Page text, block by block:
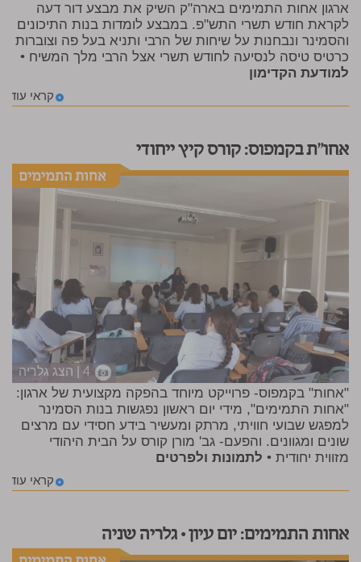
ארגון אחות התמימים בארה"ק השיק את מבצע דור דעה
לקראת חודש תשרי התש"פ. במבצע לומדות בנות התיכונים
והסמינר ונבחנות על שיחות של הרבי ותניא בעל פה וצוברות
כרטיס טיסה לנסיעה לחודש תשרי אצל הרבי מלך המשיח •
למודעת הקדימון
קראי עוד
אחו"ת בקמפוס: קורס קיץ ייחודי
4 | הצג גלריה
"אחות" בקמפוס- פרוייקט מיוחד בהפקה מקצועית של ארגון:
"אחות התמימים", מידי יום ראשון נפגשות בנות הסמינר
למפגש שבועי חוויתי, מרתק ומעשיר בידע חסידי עם מרצים
שונים ומגוונים. והפעם- גב' מורן קורס על הבית היהודי
מזווית יחודית • לתמונות ולפרטים
קראי עוד
אחות התמימים: יום עיון • גלריה שניה